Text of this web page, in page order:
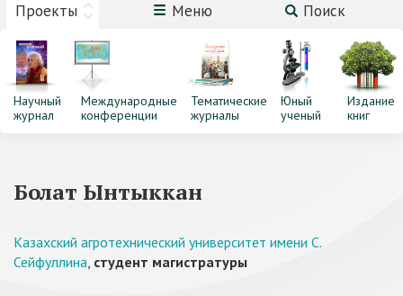
Проекты Меню Поиск
Научный
журнал
Международные
конференции
Тематические
журналы
Юный
ученый
Издание
книг
Болат Ынтыккан
Казахский агротехнический университет имени С.
Сейфуллина, студент магистратуры